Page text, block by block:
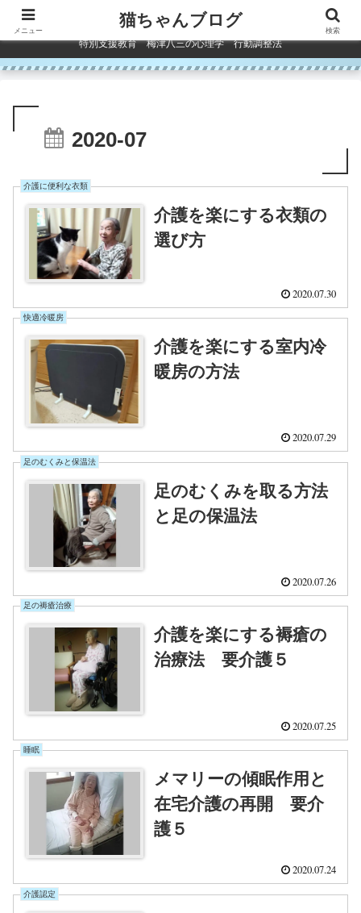
コンテンツへスキップ
特別支援教育 梅津八三の心理学 行動調整法
2020-07
介護に便利な衣類
介護を楽にする衣類の
選び方
2020.07.30
快適冷暖房
介護を楽にする室内冷
暖房の方法
2020.07.29
足のむくみと保温法
足のむくみを取る方法
と足の保温法
2020.07.26
足の褥瘡治療
介護を楽にする褥瘡の
治療法 要介護５
2020.07.25
睡眠
メマリーの傾眠作用と
在宅介護の再開 要介
護５
2020.07.24
介護認定
メニュー
猫ちゃんブログ
検索